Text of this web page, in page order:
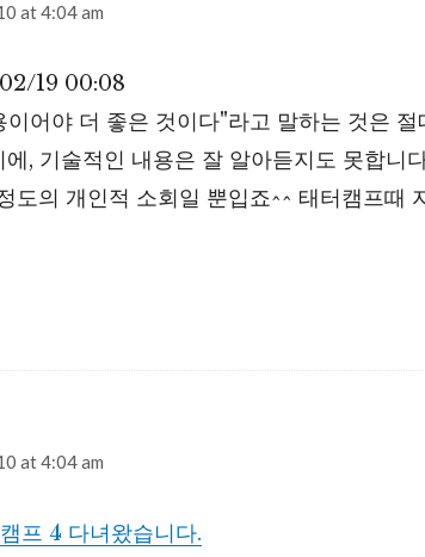
at 4:04 am
19 00:08
어야 더 좋은 것이다"라고 말하는 것은
, 기술적인 내용은 잘 알아듣지도 못합니
도의 개인적 소회일 뿐입죠^^ 태터캠프때
at 4:04 am
프 4 다녀왔습니다.